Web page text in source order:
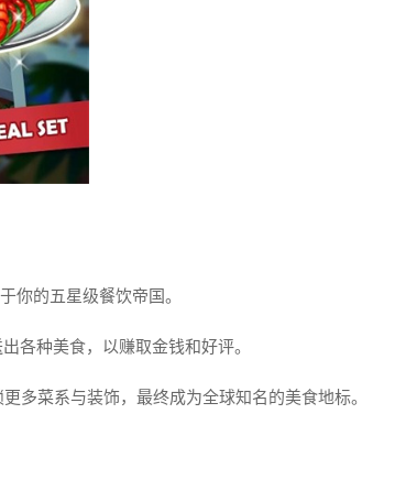
你的五星级餐饮帝国。
各种美食，以赚取金钱和好评。
多菜系与装饰，最终成为全球知名的美食地标。